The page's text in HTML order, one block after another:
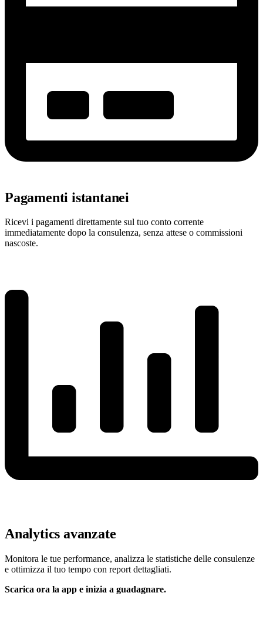
Pagamenti istantanei
Ricevi i pagamenti direttamente sul tuo conto corrente
immediatamente dopo la consulenza, senza attese o commissioni
nascoste.
Analytics avanzate
Monitora le tue performance, analizza le statistiche delle consulenze
e ottimizza il tuo tempo con report dettagliati.
Scarica ora la app e inizia a guadagnare.